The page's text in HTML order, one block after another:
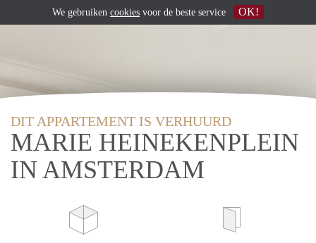
DIT APPARTEMENT IS VERHUURD
MARIE HEINEKENPLEIN
IN AMSTERDAM
We gebruiken cookies voor de beste service OK!